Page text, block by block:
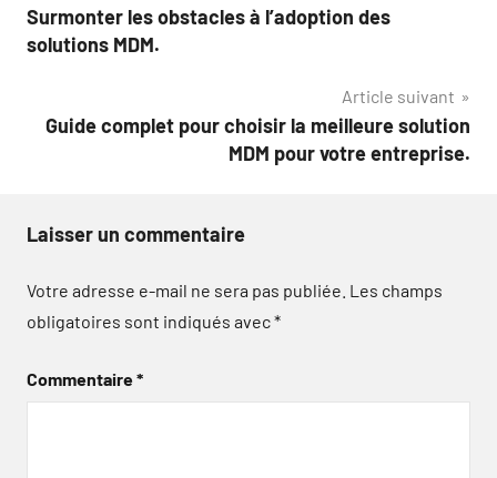
de
Surmonter les obstacles à l’adoption des
solutions MDM.
Article suivant
Guide complet pour choisir la meilleure solution
MDM pour votre entreprise.
Laisser un commentaire
Votre adresse e-mail ne sera pas publiée. Les champs
obligatoires sont indiqués avec*
Commentaire*